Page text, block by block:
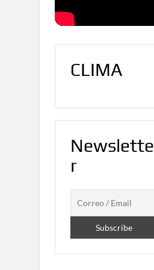
CLIMA
Newslette
r